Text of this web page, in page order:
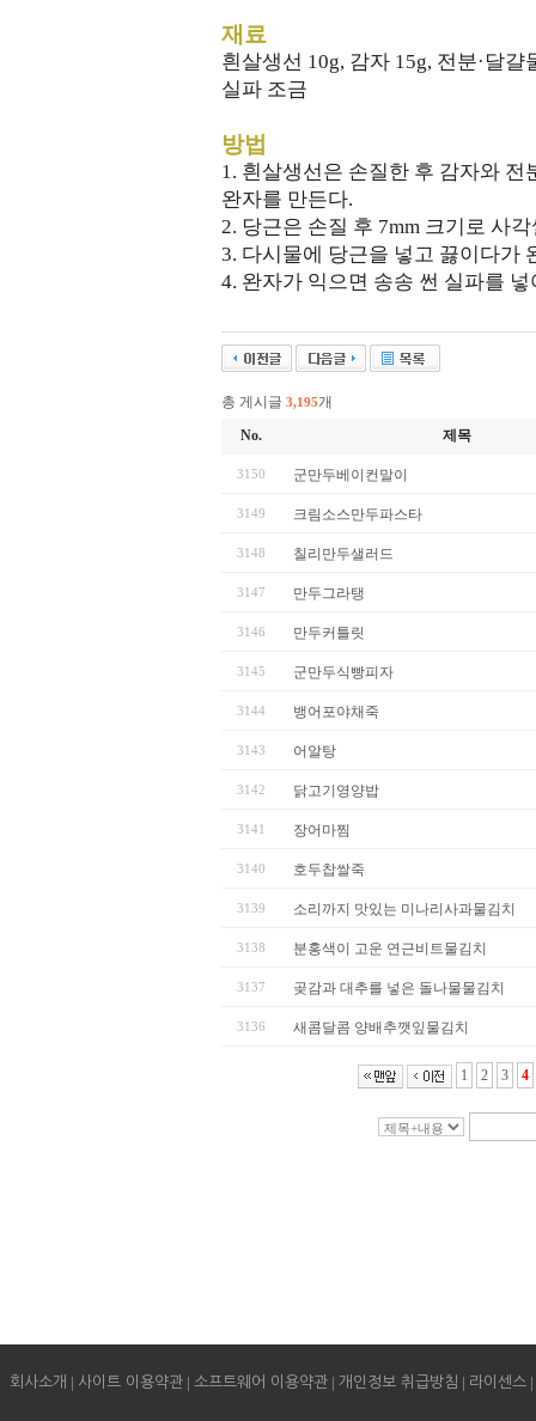
재료
흰살생선 10g, 감자 15g, 전분·달
실파 조금
방법
1. 흰살생선은 손질한 후 감자와
완자를 만든다.
2. 당근은 손질 후 7mm 크기로 사
3. 다시물에 당근을 넣고 끓이다가
4. 완자가 익으면 송송 썬 실파를 넣
총 게시글 3,195개
No.
제목
3150 군만두베이컨말이
3149 크림소스만두파스타
3148 칠리만두샐러드
3147 만두그라탱
3146 만두커틀릿
3145 군만두식빵피자
3144 뱅어포야채죽
3143 어알탕
3142 닭고기영양밥
3141 장어마찜
3140 호두찹쌀죽
3139 소리까지 맛있는 미나리사과물김치
3138 분홍색이 고운 연근비트물김치
3137 곶감과 대추를 넣은 돌나물물김치
3136 새콤달콤 양배추깻잎물김치
1 2 3 4
회사소개 | 사이트 이용약관 | 소프트웨어 이용약관 | 개인정보 취급방침 | 라이센스 |